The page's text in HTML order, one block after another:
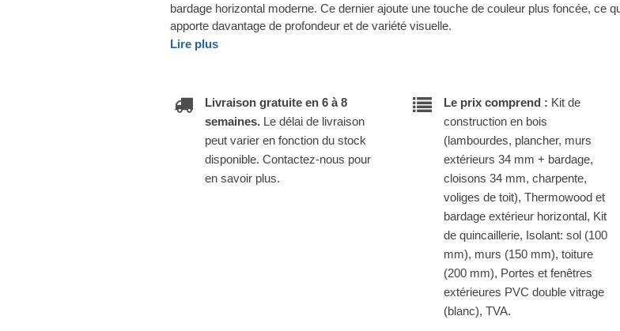
bardage horizontal moderne. Ce dernier ajoute une touche de couleur plus foncée, ce
apporte davantage de profondeur et de variété visuelle.
Lire plus
Livraison gratuite en 6 à 8
semaines. Le délai de livraison
peut varier en fonction du stock
disponible. Contactez-nous pour
en savoir plus.
Le prix comprend : Kit de
construction en bois
(lambourdes, plancher, murs
extérieurs 34 mm + bardage,
cloisons 34 mm, charpente,
voliges de toit), Thermowood et
bardage extérieur horizontal, Kit
de quincaillerie, Isolant: sol (100
mm), murs (150 mm), toiture
(200 mm), Portes et fenêtres
extérieures PVC double vitrage
(blanc), TVA.